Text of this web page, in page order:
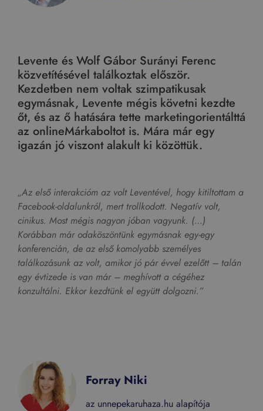
Levente és Wolf Gábor Surányi Ferenc
közvetítésével találkoztak először.
Kezdetben nem voltak szimpatikusak
egymásnak, Levente mégis követni kezdte
őt, és az ő hatására tette marketingorientálttá
az onlineMárkaboltot is. Mára már egy
igazán jó viszont alakult ki közöttük.
„Az első interakcióm az volt Leventével, hogy kitiltottam a
Facebook-oldalunkról, mert trollkodott. Negatív volt,
cinikus. Most mégis nagyon jóban vagyunk. (…)
Korábban már odaköszöntünk egymásnak egy-egy
konferencián, de az első komolyabb személyes
találkozásunk az volt, amikor jó pár évvel ezelőtt – talán
egy évtizede is van már – meghívott a cégéhez
konzultálni. Ekkor kezdtünk el együtt dolgozni.”
Forray Niki
az unnepekaruhaza.hu alapítója